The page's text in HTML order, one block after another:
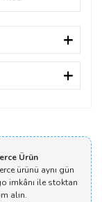
Ürün
ürünü aynı gün
imkânı ile stoktan
alın.